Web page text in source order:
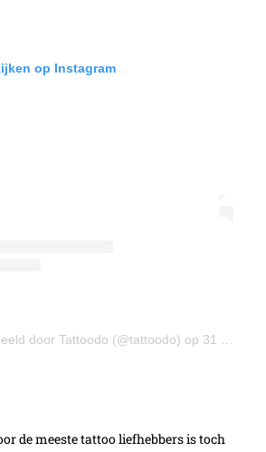
op Instagram
door Tattoodo (@tattoodo) op 31 Okt 2020 om 9:00 (PDT)
de meeste tattoo liefhebbers is toch